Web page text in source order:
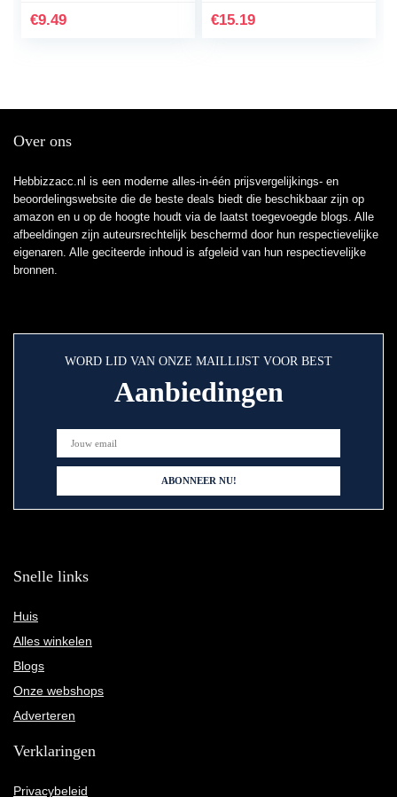
Elektronische…
€9.49
Containers…
€15.19
Over ons
Hebbizzacc.nl is een moderne alles-in-één prijsvergelijkings- en
beoordelingswebsite die de beste deals biedt die beschikbaar zijn op
amazon en u op de hoogte houdt via de laatst toegevoegde blogs. Alle
afbeeldingen zijn auteursrechtelijk beschermd door hun respectievelijke
eigenaren. Alle geciteerde inhoud is afgeleid van hun respectievelijke
bronnen.
WORD LID VAN ONZE MAILLIJST VOOR BEST
Aanbiedingen
Snelle links
Huis
Alles winkelen
Blogs
Onze webshops
Adverteren
Verklaringen
Privacybeleid